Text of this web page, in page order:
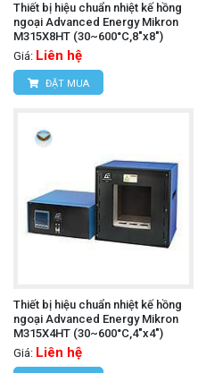
Thiết bị hiệu chuẩn nhiệt kế hồng
ngoại Advanced Energy Mikron
M315X8HT (30~600°C,8"x8")
Giá: Liên hệ
ĐẶT MUA
Thiết bị hiệu chuẩn nhiệt kế hồng
ngoại Advanced Energy Mikron
M315X4HT (30~600°C,4"x4")
Giá: Liên hệ